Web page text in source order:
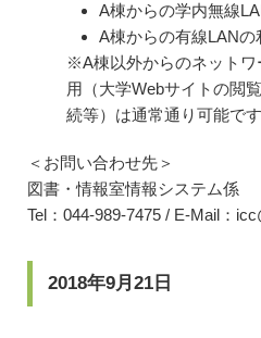
A棟からの学内無線
A棟からの有線LANの
※A棟以外からのネットワ
用（大学Webサイトの閲
続等）は通常通り可能です
＜お問い合わせ先＞
図書・情報室情報システム係
Tel：044-989-7475 / E-Mail：
2018年9月21日